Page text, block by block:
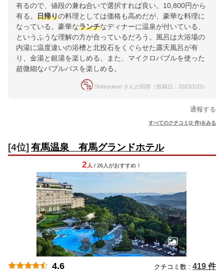
有るので、値段の兼ね合いで選択すれば良い。10,800円から
有る。 日帰りの料理としては価格も高めだが、豪華な料理に
なっている。豪華なランチなディナーに温泉が付いている、
というふうな理解の方が合っているだろう。風呂は大浴場の
内湯に温度違いの浴槽と北投石をくぐらせた露天風呂が有
り、金湯と銀湯を楽しめる。また、マイクロバブルを使った
超微細なバブルバスを楽しめる。
Shinryuken さんの回答（投稿日：2023/1/23）
通報する
すべてのクチコミ(2 件)をみる
[4位] 有馬温泉 有馬グランドホテル
2 人 / 26人がおすすめ！
4.6 クチコミ数 : 419 件